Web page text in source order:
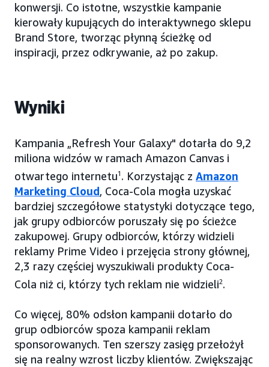
konwersji. Co istotne, wszystkie kampanie
kierowały kupujących do interaktywnego sklepu
Brand Store, tworząc płynną ścieżkę od
inspiracji, przez odkrywanie, aż po zakup.
Wyniki
Kampania „Refresh Your Galaxy" dotarła do 9,2
miliona widzów w ramach Amazon Canvas i
otwartego internetu1 . Korzystając z Amazon
Marketing Cloud, Coca-Cola mogła uzyskać
bardziej szczegółowe statystyki dotyczące tego,
jak grupy odbiorców poruszały się po ścieżce
zakupowej. Grupy odbiorców, którzy widzieli
reklamy Prime Video i przejęcia strony głównej,
2,3 razy częściej wyszukiwali produkty Coca-
Cola niż ci, którzy tych reklam nie widzieli2.
Co więcej, 80% odsłon kampanii dotarło do
grup odbiorców spoza kampanii reklam
sponsorowanych. Ten szerszy zasięg przełożył
się na realny wzrost liczby klientów. Zwiększając